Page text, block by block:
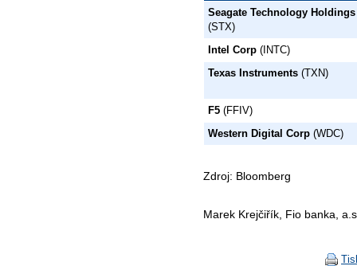
Seagate Technology Holdings
(STX)
Intel Corp (INTC)
Texas Instruments (TXN)
F5 (FFIV)
Western Digital Corp (WDC)
Zdroj: Bloomberg
Marek Krejčiřík, Fio banka,